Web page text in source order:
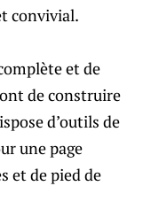
convivial.
et de
de construire
d’outils de
une page
et de pied de